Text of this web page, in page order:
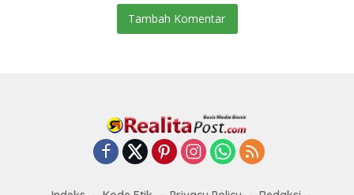
Tambah Komentar